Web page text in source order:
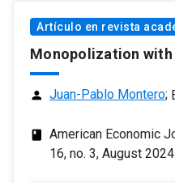
Artículo en revista
Monopolization with
person Juan-Pablo Montero;
class
American Economic
16, no. 3, August